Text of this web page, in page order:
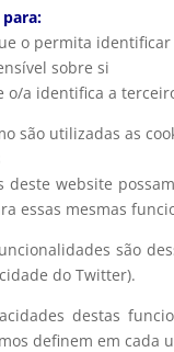
o permita identificar
sobre si
o/a identifica a
são utilizadas as
deste website
essas mesmas
são
do Twitter).
destas
definem em cada